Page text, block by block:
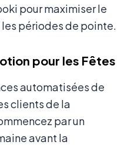
pour maximiser le
périodes de pointe.
pour les Fêtes
automatisées de
clients de la
par un
avant la